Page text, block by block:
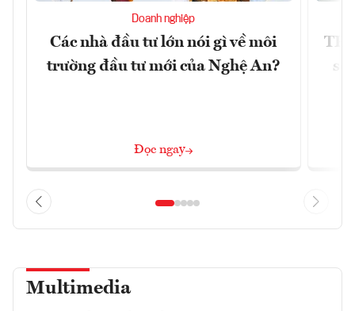
Doanh nghiệp
Các nhà đầu tư lớn nói gì về môi
trường đầu tư mới của Nghệ An?
Đọc ngay
Multimedia